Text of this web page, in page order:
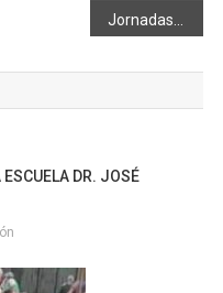
Jornadas médicas gratuitas en plazas y mercados
ESCUELA DR. JOSÉ